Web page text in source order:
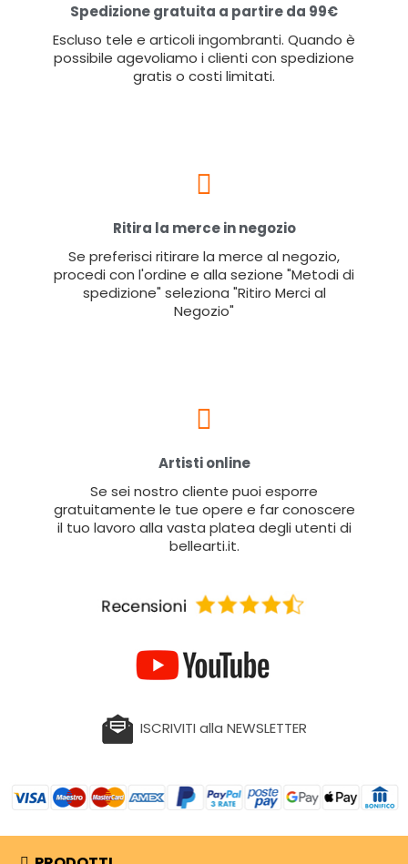
Spedizione gratuita a partire da 99€
Escluso tele e articoli ingombranti. Quando è
possibile agevoliamo i clienti con spedizione
gratis o costi limitati.
Ritira la merce in negozio
Se preferisci ritirare la merce al negozio,
procedi con l'ordine e alla sezione "Metodi di
spedizione" seleziona "Ritiro Merci al
Negozio"
Artisti online
Se sei nostro cliente puoi esporre
gratuitamente le tue opere e far conoscere
il tuo lavoro alla vasta platea degli utenti di
bellearti.it.
ISCRIVITI alla NEWSLETTER